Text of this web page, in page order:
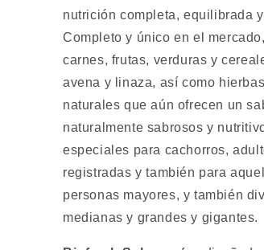
nutrición completa, equilibrada
Completo y único en el mercado,
carnes, frutas, verduras y
avena y linaza, así como
naturales que aún ofrecen un
naturalmente sabrosos y
especiales para cachorros,
registradas y también para
personas mayores, y también
medianas y grandes y gigantes.